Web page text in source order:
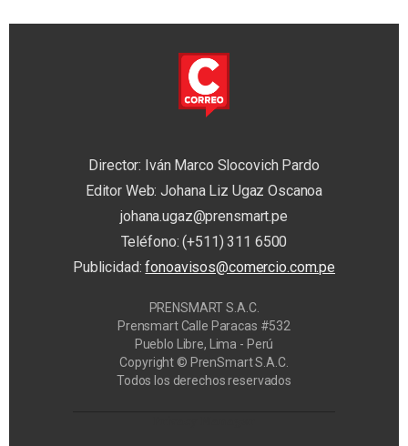
Director: Iván Marco Slocovich Pardo
Editor Web: Johana Liz Ugaz Oscanoa
johana.ugaz@prensmart.pe
Teléfono: (+511) 311 6500
Publicidad:fonoavisos@comercio.com.pe
PRENSMART S.A.C.
Prensmart Calle Paracas #532
Pueblo Libre, Lima - Perú
Copyright © PrenSmart S.A.C.
Todos los derechos reservados